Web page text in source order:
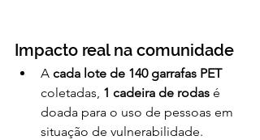
Impacto real na comunidade
A cada lote de 140 garrafas PET
coletadas, 1 cadeira de rodas é
doada para o uso de pessoas em
situação de vulnerabilidade.